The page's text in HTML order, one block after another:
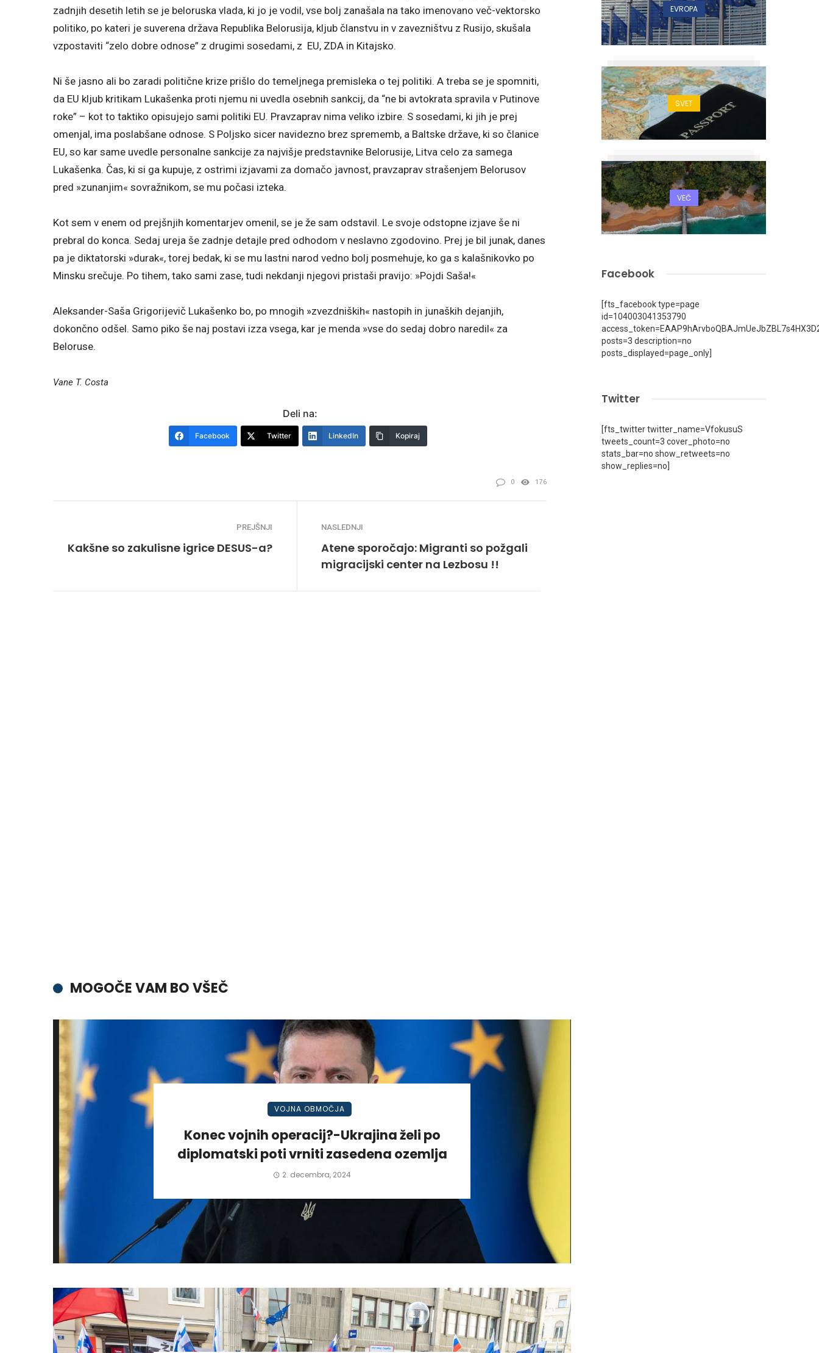
zadnjih desetih letih se je beloruska vlada, ki jo je vodil, vse bolj zanašala na tako imenovano več-vektorsko
politiko, po kateri je suverena država Republika Belorusija, kljub članstvu in v zavezništvu z Rusijo, skušala
vzpostaviti “zelo dobre odnose” z drugimi sosedami, z EU, ZDA in Kitajsko.
Ni še jasno ali bo zaradi politične krize prišlo do temeljnega premisleka o tej politiki. A treba se je spomniti,
da EU kljub kritikam Lukašenka proti njemu ni uvedla osebnih sankcij, da “ne bi avtokrata spravila v Putinove
roke” – kot to taktiko opisujejo sami politiki EU. Pravzaprav nima veliko izbire. S sosedami, ki jih je prej
omenjal, ima poslabšane odnose. S Poljsko sicer navidezno brez sprememb, a Baltske države, ki so članice
EU, so kar same uvedle personalne sankcije za najvišje predstavnike Belorusije, Litva celo za samega
Lukašenka. Čas, ki si ga kupuje, z ostrimi izjavami za domačo javnost, pravzaprav strašenjem Belorusov
pred »zunanjim« sovražnikom, se mu počasi izteka.
Kot sem v enem od prejšnjih komentarjev omenil, se je že sam odstavil. Le svoje odstopne izjave še ni
prebral do konca. Sedaj ureja še zadnje detajle pred odhodom v neslavno zgodovino. Prej je bil junak, danes
pa je diktatorski »durak«, torej bedak, ki se mu lastni narod vedno bolj posmehuje, ko ga s kalašnikovko po
Minsku srečuje. Po tihem, tako sami zase, tudi nekdanji njegovi pristaši pravijo: »Pojdi Saša!«
Aleksander-Saša Grigorijevič Lukašenko bo, po mnogih »zvezdniških« nastopih in junaških dejanjih,
dokončno odšel. Samo piko še naj postavi izza vsega, kar je menda »vse do sedaj dobro naredil« za
Beloruse.
Vane T. Costa
Deli na:
Facebook Twitter LinkedIn Kopiraj
0 176
PREJŠNJI
Kakšne so zakulisne igrice DESUS-a?
NASLEDNJI
Atene sporočajo: Migranti so požgali
migracijski center na Lezbosu !!
MOGOČE VAM BO VŠEČ
VOJNA OBMOČJA
Konec vojnih operacij?-Ukrajina želi po
diplomatski poti vrniti zasedena ozemlja
2. decembra, 2024
EVROPA
SVET
VEČ
Facebook
[fts_facebook type=page
id=104003041353790
posts=3 description=no
posts_displayed=page_only]
Twitter
[fts_twitter twitter_name=VfokusuS
tweets_count=3 cover_photo=no
stats_bar=no show_retweets=no
show_replies=no]